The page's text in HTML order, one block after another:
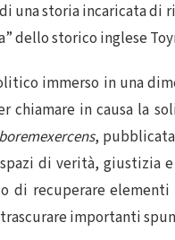
una storia incaricata di
dello storico inglese
immerso in una
chiamare in causa la
,
di verità, giustizia
di recuperare
trascurare importanti